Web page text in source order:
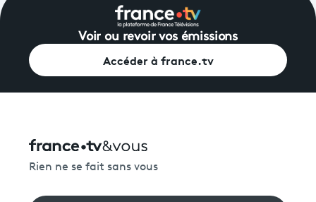
Voir ou revoir vos émissions
Accéder à france.tv
Rien ne se fait sans vous